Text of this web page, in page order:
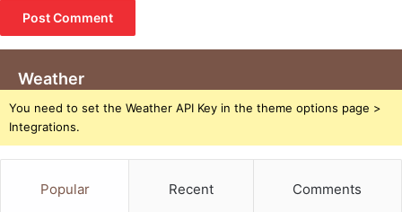
Weather
You need to set the Weather API Key in the theme options page >
Integrations.
Popular Recent Comments